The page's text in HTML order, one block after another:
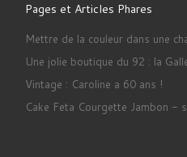
Pages et Articles Phares
Mettre de la couleur dans une
Une jolie boutique du 92 : la
Vintage : Caroline a 60 ans !
Cake Feta Courgette Jambon -